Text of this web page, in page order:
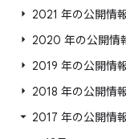
2021 年の公開情
2020 年の公開情
2019 年の公開情
2018 年の公開情
2017 年の公開情